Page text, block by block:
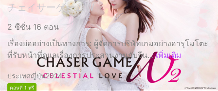
チェイサーゲームW
2 ซีซั่น 16 ตอน
เรื่องย่ออย่างเป็นทางการ: ผู้จัดการบริษัทเกมอย่างฮารุโมโตะ
ที่รับหน้าที่ดูแลเรื่องการประสานงานกับจีน... เพิ่มเติม
ประเทศญี่ปุ่น2024
ตอนที่ 1 ฟรี